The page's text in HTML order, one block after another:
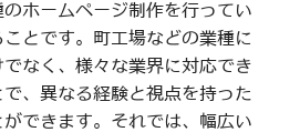
のホームページ制作を行ってい
とです。町工場などの業種に
なく、様々な業界に対応でき
、異なる経験と視点を持った
できます。それでは、幅広い